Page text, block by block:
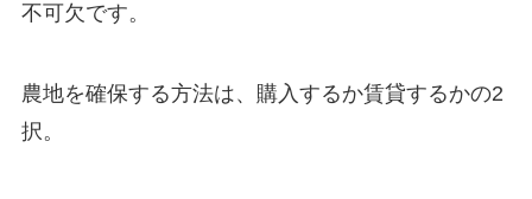
不可欠です。
農地を確保する方法は、 購入するか賃貸するかの2
択。